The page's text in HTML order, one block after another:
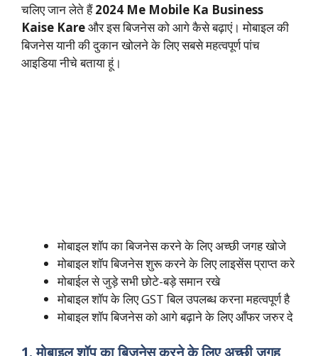
चलिए जान लेते हैं2024 Me Mobile Ka Business
Kaise Kareऔर इस बिजनेस को आगे कैसे बढ़ाएं। मोबाइल की
बिजनेस यानी की दुकान खोलने के लिए सबसे महत्वपूर्ण पांच
आइडिया नीचे बताया हूं।
मोबाइल शॉप का बिजनेस करने के लिए अच्छी जगह खोजे
मोबाइल शॉप बिजनेस शुरू करने के लिए लाइसेंस प्राप्त करे
मोबाईल से जुड़े सभी छोटे-बड़े समान रखे
मोबाइल शॉप के लिए GST बिल उपलब्ध करना महत्वपूर्ण है
मोबाइल शॉप बिजनेस को आगे बढ़ाने के लिए आँफर जरुर दे
1. मोबाइल शॉप का बिजनेस करने के लिए अच्छी जगह